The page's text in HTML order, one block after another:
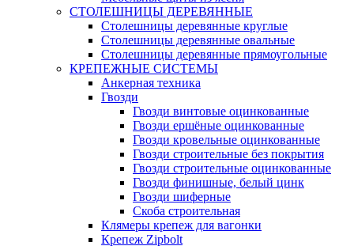
СТОЛЕШНИЦЫ ДЕРЕВЯННЫЕ
Столешницы деревянные круглые
Столешницы деревянные овальные
Столешницы деревянные прямоугольные
КРЕПЕЖНЫЕ СИСТЕМЫ
Анкерная техника
Гвозди
Гвозди винтовые оцинкованные
Гвозди ершёные оцинкованные
Гвозди кровельные оцинкованные
Гвозди строительные без покрытия
Гвозди строительные оцинкованные
Гвозди финишные, белый цинк
Гвозди шиферные
Скоба строительная
Клямеры крепеж для вагонки
Крепеж Zipbolt